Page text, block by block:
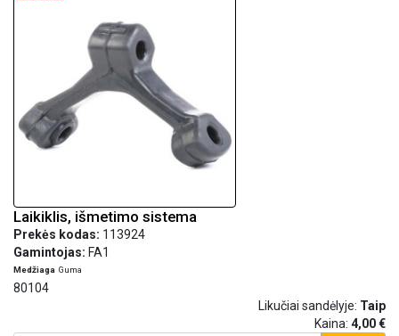
Laikiklis, išmetimo sistema
Prekės kodas: 113924
Gamintojas: FA1
Medžiaga Guma
80104
Likučiai sandėlyje: Taip
Kaina: 4,00 €